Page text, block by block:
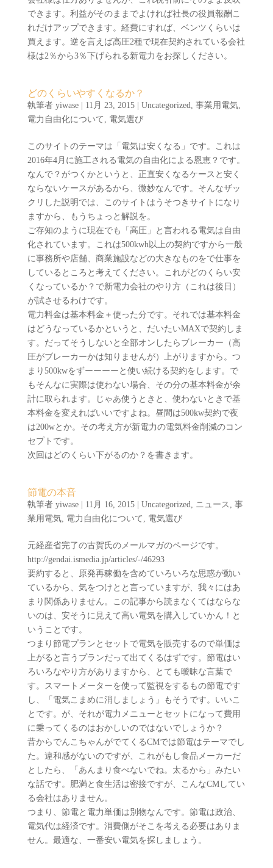
できます。利益がそのままでよければ社長の役員報酬こ
れだけアップできます。経費にすれば、ベンツくらいは
買えます。逆を言えば高圧2種で現在契約されている会社
様は2％から3％下げられる新電力をお探しください。
どのくらいやすくなるか？
執筆者 yiwase| 11月 23, 2015| Uncategorized, 事業用電気,
電力自由化について , 電気選び
このサイトのテーマは「電気は安くなる」です。これは
2016年4月に施工される電気の自由化による恩恵？です。
なんで？がつくかというと、正直安くなるケースと安く
ならないケースがあるから、微妙なんです。そんなザッ
クリした説明では、このサイトはうそつきサイトになり
ますから、もうちょっと解説を。
ご存知のように現在でも「高圧」と言われる電気は自由
化されています。これは500kwh以上の契約ですから一般
に事務所や店舗、商業施設などの大きなものをで仕事を
しているところと考えてください。これがどのくらい安
くなっているか？で新電力会社のやり方（これは後日）
が試させるわけです。
電力料金は基本料金＋使った分です。それでは基本料金
はどうなっているかというと、だいたいMAXで契約しま
す。だってそうしないと全部オンしたらブレーカー（高
圧がブレーカーかは知りませんが）上がりますから。つ
まり500kwをずーーーーと使い続ける契約をします。で
もそんなに実際は使わない場合、その分の基本料金が余
計に取られます。じゃあ使うときと、使わないときで基
本料金を変えればいいですよね。昼間は500kw契約で夜
は200wとか。その考え方が新電力の電気料金削減のコン
セプトです。
次回はどのくらい下がるのか？を書きます。
節電の本音
執筆者 yiwase| 11月 16, 2015| Uncategorized, ニュース , 事
業用電気, 電力自由化について , 電気選び
元経産省完了の古賀氏のメールマガのページです。
http://gendai.ismedia.jp/articles/-/46293
要約すると、原発再稼働を含めていろいろな思惑が動い
ているから、気をつけとと言っていますが、我々にはあ
まり関係ありません。この記事から読まなくてはならな
いのは、安そうに見えて高い電気を購入していかん！と
いうことです。
つまり節電プランとセットで電気を販売するので単価は
上がると言うプランだって出てくるはずです。節電はい
ろいろなやり方がありますから、とても曖昧な言葉で
す。スマートメーターを使って監視をするもの節電です
し、「電気こまめに消しましょう」もそうです。いいこ
とです。が、それが電力メニューとセットになって費用
に乗ってくるのはおかしいのではないでしょうか？
昔からでんこちゃんがでてくるCMでは節電はテーマでし
た。違和感がないのですが、これがもし食品メーカーだ
としたら、「あんまり食べないでね。太るから」みたい
な話です。肥満と食生活は密接ですが、こんなCMしてい
る会社はありません。
つまり、節電と電力単価は別物なんです。節電は政治、
電気代は経済です。消費側がそこを考える必要はありま
せん。最適な、一番安い電気を探しましょう。